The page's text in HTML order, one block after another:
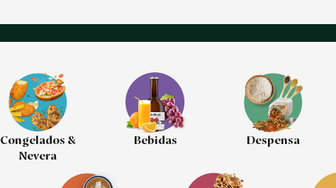
Congelados &
Nevera
Bebidas Despensa